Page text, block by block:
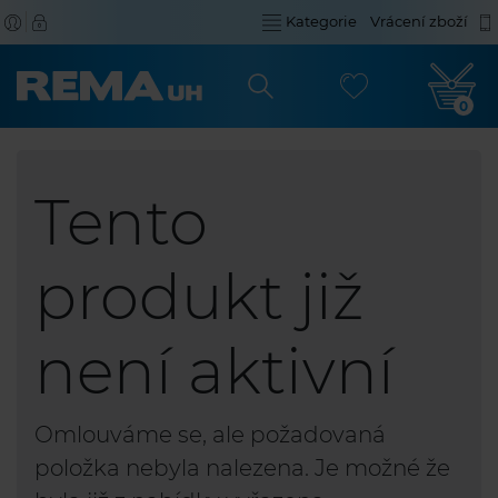
Kategorie Vrácení zboží
0
Tento
produkt již
není aktivní
Omlouváme se, ale požadovaná
položka nebyla nalezena. Je možné že